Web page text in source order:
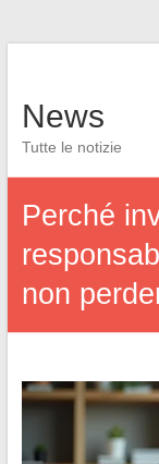
News
Tutte le notizie
Perché
non